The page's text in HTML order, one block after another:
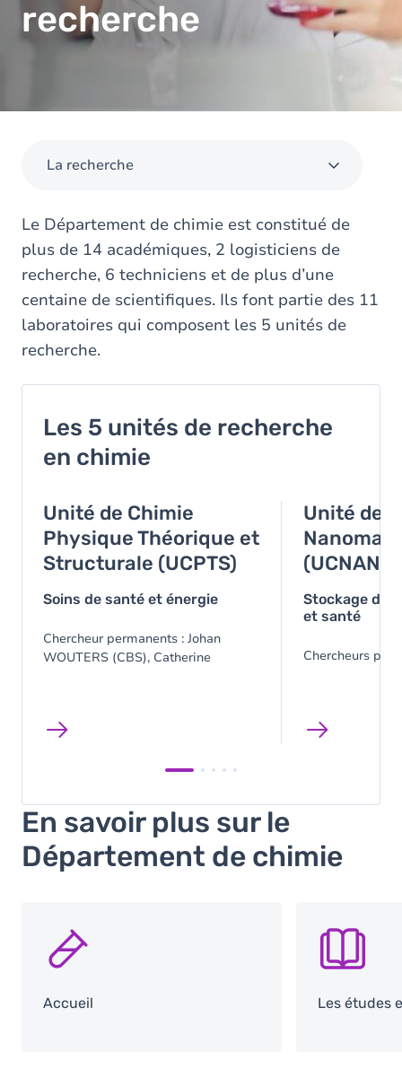
recherche
La recherche
Le Département de chimie est constitué de
plus de 14 académiques, 2 logisticiens de
recherche, 6 techniciens et de plus d’une
centaine de scientifiques. Ils font partie des 11
laboratoires qui composent les 5 unités de
recherche.
Les 5 unités de recherche
en chimie
Unité de Chimie
Physique Théorique et
Structurale (UCPTS)
Soins de santé et énergie
Chercheur permanents : Johan
WOUTERS (CBS), Catherine
Unité de
(UCNANO)
Stockage
et santé
Chercheurs
En savoir plus sur le
Département de chimie
SVG
Accueil
SVG
Les études